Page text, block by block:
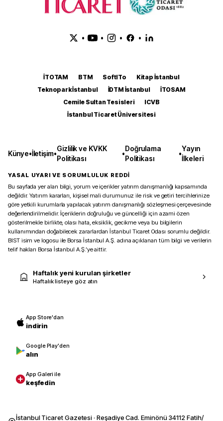
• • • •
İTOTAM BTM SoftITo
Kitap İstanbul
Teknopark İstanbul
İDTM İstanbul
İTOSAM
Cemile Sultan Tesisleri
ICVB
İstanbul Ticaret Üniversitesi
Künye•İletişim•
Gizlilik ve KVKK
Politikası
•
Doğrulama
Politikası
•
Yayın
İlkeleri
YASAL UYARI VE SORUMLULUK REDDİ
Bu sayfada yer alan bilgi, yorum ve içerikler yatırım danışmanlığı kapsamında
değildir. Yatırım kararları, kişisel mali durumunuz ile risk ve getiri tercihlerinize
göre yetkili kurumlarla yapılacak yatırım danışmanlığı sözleşmesi çerçevesinde
değerlendirilmelidir. İçeriklerin doğruluğu ve güncelliği için azami özen
gösterilmekle birlikte, olası hata, eksiklik, gecikme veya bu bilgilerin
kullanımından doğabilecek zararlardan İstanbul Ticaret Odası sorumlu değildir.
BIST isim ve logosu ile Borsa İstanbul A.Ş. adına açıklanan tüm bilgi ve verilerin
telif hakları Borsa İstanbul A.Ş.’ye aittir.
Haftalık yeni kurulan şirketler
Haftalık listeye göz atın
App Store'dan
indirin
Google Play'den
alın
App Galeri ile
keşfedin
İstanbul Ticaret Gazetesi · Reşadiye Cad. Eminönü 34112 Fatih/